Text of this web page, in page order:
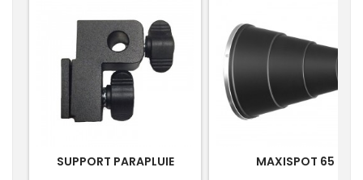
SUPPORT PARAPLUIE MAXISPOT 65